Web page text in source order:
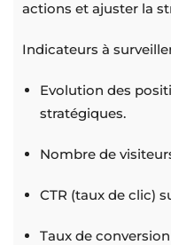
actions et ajuster la
Indicateurs à
Evolution des
stratégiques.
Nombre de
CTR (taux de clic)
Taux de